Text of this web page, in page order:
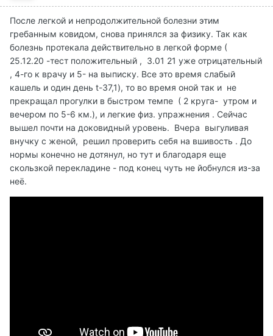
После легкой и непродолжительной болезни этим
гребанным ковидом, снова принялся за физику. Так как
болезнь протекала действительно в легкой форме (
25.12.20 -тест положительный , 3.01 21 уже отрицательный
, 4-го к врачу и 5- на выписку. Все это время слабый
кашель и один день t-37,1), то во время оной так и не
прекращал прогулки в быстром темпе ( 2 круга- утром и
вечером по 5-6 км.), и легкие физ. упражнения . Сейчас
вышел почти на доковидный уровень. Вчера выгуливая
внучку с женой, решил проверить себя на вшивость . До
нормы конечно не дотянул, но тут и благодаря еще
скользкой перекладине - под конец чуть не йобнулся из-за
неё.